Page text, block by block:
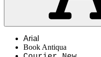
Arial
Book Antiqua